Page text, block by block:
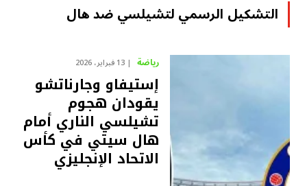
التشكيل الرسمي لتشيلسي ضد هال
رياضة 13 فبراير، 2026
إستيفاو وجارناتشو
يقودان هجوم
تشيلسي الناري أمام
هال سيتي في كأس
الاتحاد الإنجليزي